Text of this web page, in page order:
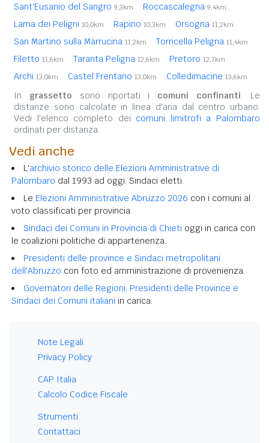
Sant'Eusanio del Sangro 9,3km Roccascalegna 9,4km
Lama dei Peligni 10,0km Rapino 10,3km Orsogna 11,2km
San Martino sulla Marrucina 11,2km Torricella Peligna 11,4km
Filetto 11,6km Taranta Peligna 12,6km Pretoro 12,7km
Archi 13,0km Castel Frentano 13,0km Colledimacine 13,6km
In grassetto sono riportati i comuni confinanti. Le
distanze sono calcolate in linea d'aria dal centro urbano.
Vedi l'elenco completo dei comuni limitrofi a Palombaro
ordinati per distanza.
Vedi anche
L'archivio storico delle Elezioni Amministrative di
Palombaro dal 1993 ad oggi. Sindaci eletti.
Le Elezioni Amministrative Abruzzo 2026 con i comuni al
voto classificati per provincia.
Sindaci dei Comuni in Provincia di Chieti oggi in carica con
le coalizioni politiche di appartenenza.
Presidenti delle province e Sindaci metropolitani
dell'Abruzzo con foto ed amministrazione di provenienza.
Governatori delle Regioni, Presidenti delle Province e
Sindaci dei Comuni italiani in carica.
Note Legali
Privacy Policy
CAP Italia
Calcolo Codice Fiscale
Strumenti
Contattaci